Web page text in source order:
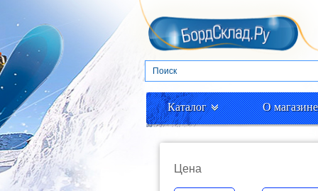
Каталог О магазине
Цена